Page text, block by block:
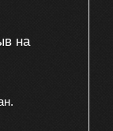
на